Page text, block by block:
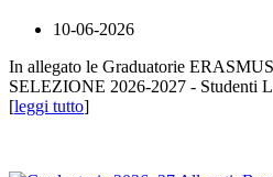
10-06-2026
In allegato le Graduatorie
SELEZIONE 2026-2027 - Studenti
[leggi tutto]